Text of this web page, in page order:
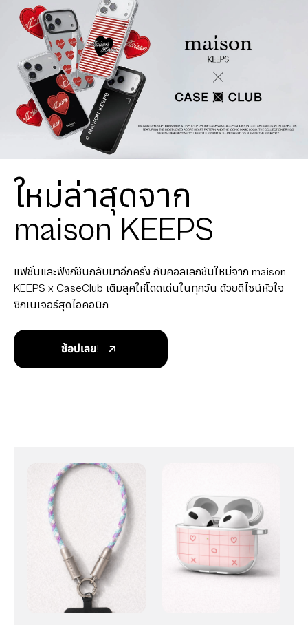
ใหม่ล่าสุดจาก
maison KEEPS
แฟชั่นและฟังก์ชันกลับมาอีกครั้ง กับคอลเลกชันใหม่จาก maison
KEEPS x CaseClub เติมลุคให้โดดเด่นในทุกวัน ด้วยดีไซน์หัวใจ
ซิกเนเจอร์สุดไอคอนิก
ช้อปเลย!